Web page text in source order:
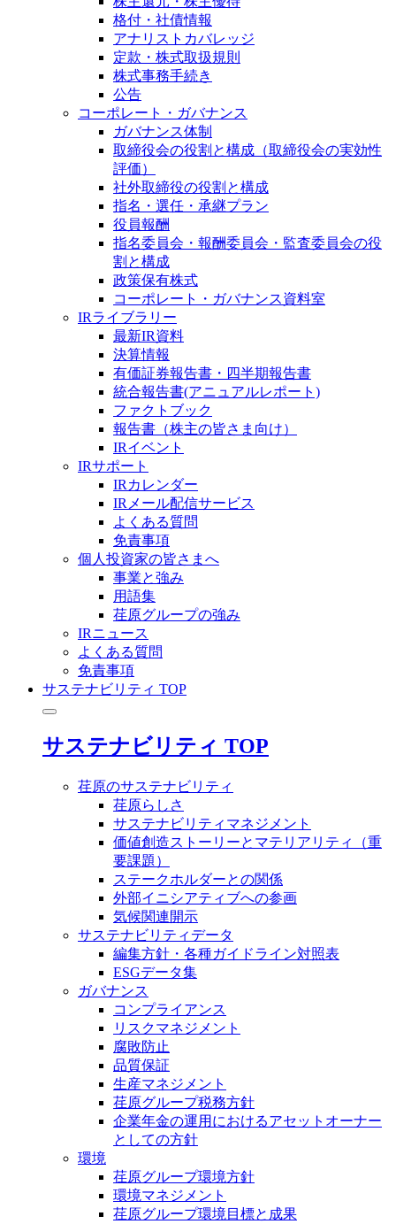
格付・社債情報
アナリストカバレッジ
定款・株式取扱規則
株式事務手続き
公告
コーポレート・ガバナンス
ガバナンス体制
取締役会の役割と構成（取締役会の実効性
評価）
社外取締役の役割と構成
指名・選任・承継プラン
役員報酬
指名委員会・報酬委員会・監査委員会の役
割と構成
政策保有株式
コーポレート・ガバナンス資料室
IRライブラリー
最新IR資料
決算情報
有価証券報告書・四半期報告書
統合報告書(アニュアルレポート)
ファクトブック
報告書（株主の皆さま向け）
IRイベント
IRサポート
IRカレンダー
IRメール配信サービス
よくある質問
免責事項
個人投資家の皆さまへ
事業と強み
用語集
荏原グループの強み
IRニュース
よくある質問
免責事項
サステナビリティ TOP
サステナビリティ TOP
荏原のサステナビリティ
荏原らしさ
サステナビリティマネジメント
価値創造ストーリーとマテリアリティ（重
要課題）
ステークホルダーとの関係
外部イニシアティブへの参画
気候関連開示
サステナビリティデータ
編集方針・各種ガイドライン対照表
ESGデータ集
ガバナンス
コンプライアンス
リスクマネジメント
腐敗防止
品質保証
生産マネジメント
荏原グループ税務方針
企業年金の運用におけるアセットオーナー
としての方針
環境
荏原グループ環境方針
環境マネジメント
荏原グループ環境目標と成果